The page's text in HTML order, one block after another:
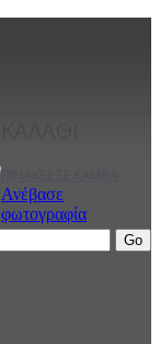
Ανέβασε
φωτογραφία